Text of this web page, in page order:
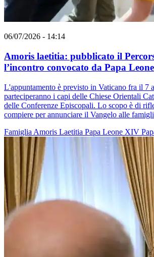
06/07/2026 - 14:14
Amoris laetitia: pubblicato il
l’incontro convocato da Papa Leone
L'appuntamento è previsto in Vaticano fra il 7
parteciperanno i capi delle Chiese Orientali
delle Conferenze Episcopali. Lo scopo è di
compiere per annunciare il Vangelo alle
Famiglia Amoris Laetitia Papa Leone XIV